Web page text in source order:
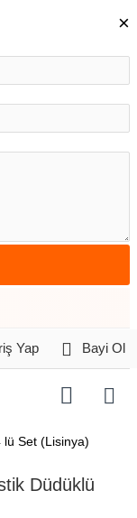
×
Yap Bayi Ol
Düdüklü